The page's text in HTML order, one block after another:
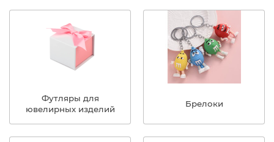
Футляры для
ювелирных изделий
Брелоки